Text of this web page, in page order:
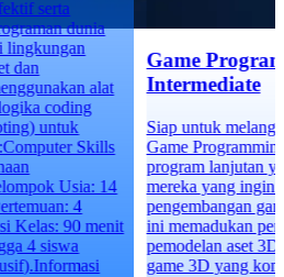
serta
dunia
lingkungan
dan
alat
coding
untuk
Skills
Usia: 14
4
Kelas: 90 menit
4 siswa
Game
Intermediate
Siap untuk
Game
program lanjutan
mereka yang ingin
pengembangan
ini memadukan
pemodelan aset
game 3D yang